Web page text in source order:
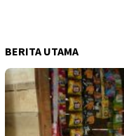
BERITA UTAMA